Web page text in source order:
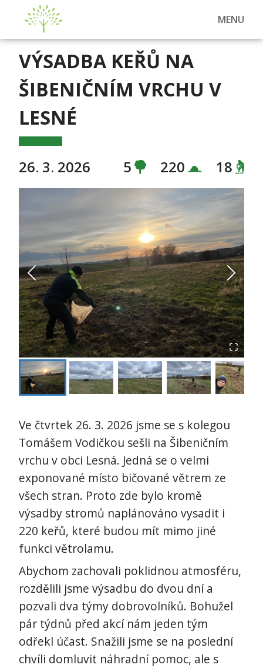
MENU
VÝSADBA KEŘŮ NA
ŠIBENIČNÍM VRCHU V
LESNÉ
26. 3. 2026 5 220 18
Ve čtvrtek 26. 3. 2026 jsme se s kolegou
Tomášem Vodičkou sešli na Šibeničním
vrchu v obci Lesná. Jedná se o velmi
exponované místo bičované větrem ze
všech stran. Proto zde bylo kromě
výsadby stromů naplánováno vysadit i
220 keřů, které budou mít mimo jiné
funkci větrolamu.
Abychom zachovali poklidnou atmosféru,
rozdělili jsme výsadbu do dvou dní a
pozvali dva týmy dobrovolníků. Bohužel
pár týdnů před akcí nám jeden tým
odřekl účast. Snažili jsme se na poslední
chvíli domluvit náhradní pomoc, ale s